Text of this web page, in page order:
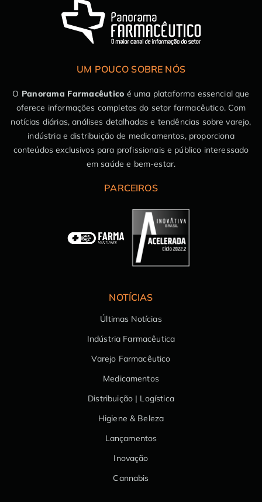
UM POUCO SOBRE NÓS
O Panorama Farmacêutico é uma plataforma essencial que
oferece informações completas do setor farmacêutico. Com
notícias diárias, análises detalhadas e tendências sobre varejo,
indústria e distribuição de medicamentos, proporciona
conteúdos exclusivos para profissionais e público interessado
em saúde e bem-estar.
PARCEIROS
NOTÍCIAS
Últimas Notícias
Indústria Farmacêutica
Varejo Farmacêutico
Medicamentos
Distribuição | Logística
Higiene & Beleza
Lançamentos
Inovação
Cannabis